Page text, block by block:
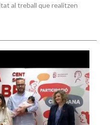
al treball que realitzen